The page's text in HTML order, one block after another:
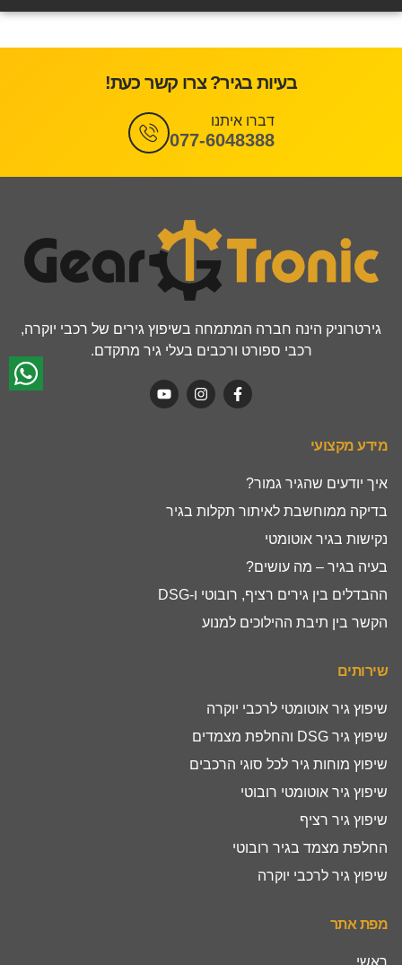
בעיות בגיר? צרו קשר כעת!
דברו איתנו
077-6048388
גירטרוניק הינה חברה המתמחה בשיפוץ גירים של רכבי יוקרה,
רכבי ספורט ורכבים בעלי גיר מתקדם.
מידע מקצועי
איך יודעים שהגיר גמור?
בדיקה ממוחשבת לאיתור תקלות בגיר
נקישות בגיר אוטומטי
בעיה בגיר – מה עושים?
ההבדלים בין גירים רציף, רובוטי ו-DSG
הקשר בין תיבת ההילוכים למנוע
שירותים
שיפוץ גיר אוטומטי לרכבי יוקרה
שיפוץ גיר DSG והחלפת מצמדים
שיפוץ מוחות גיר לכל סוגי הרכבים
שיפוץ גיר אוטומטי רובוטי
שיפוץ גיר רציף
החלפת מצמד בגיר רובוטי
שיפוץ גיר לרכבי יוקרה
מפת אתר
ראשי